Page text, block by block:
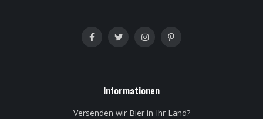
Informationen
Versenden wir Bier in Ihr Land?